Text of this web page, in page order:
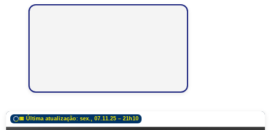
📅 Última atualização: sex., 07.11.25 – 21h10